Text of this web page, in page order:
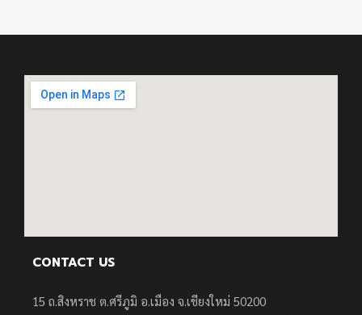
CONTACT US
15 ถ.สิงหราช ต.ศรีภูมิ อ.เมือง จ.เชียงใหม่ 50200